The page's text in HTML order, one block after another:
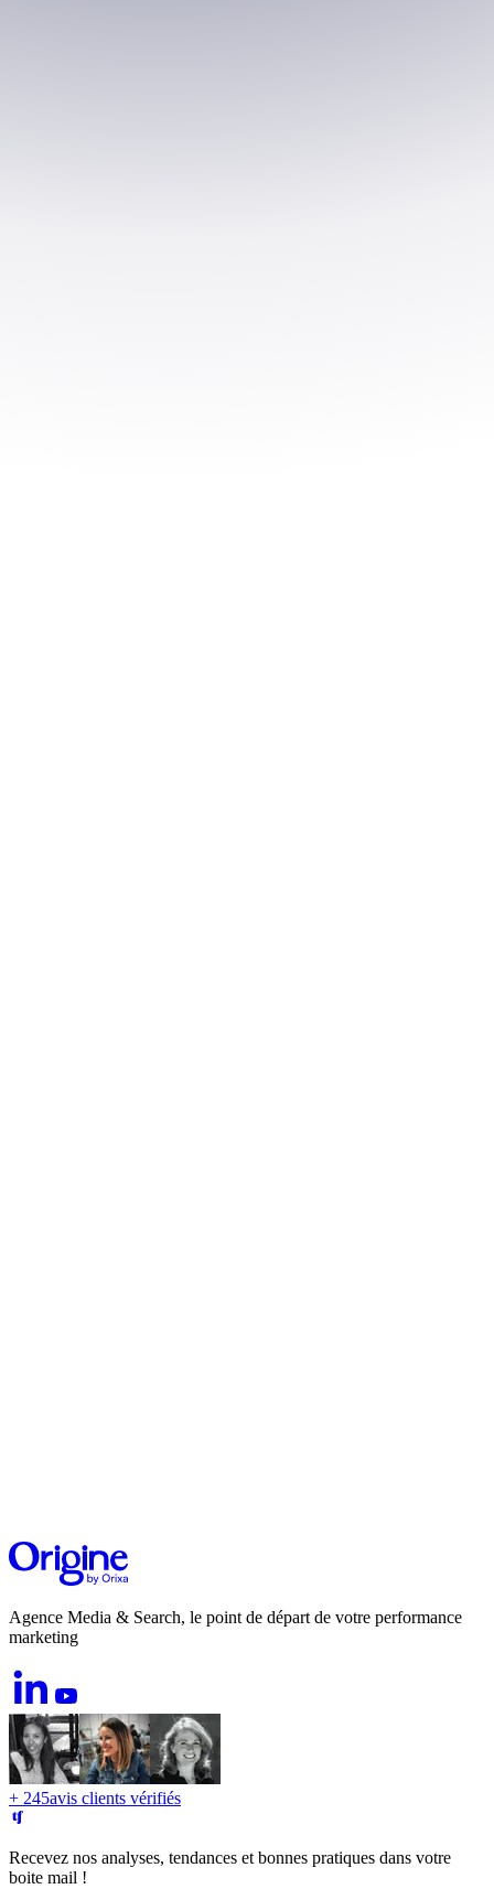
Agence Media & Search, le point de départ de votre performance
marketing
+ 245avis clients vérifiés
Recevez nos analyses, tendances et bonnes pratiques dans votre
boite mail !